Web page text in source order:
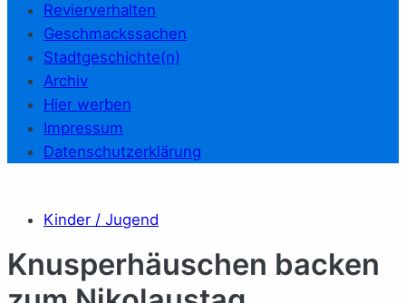
Revierverhalten
Geschmackssachen
Stadtgeschichte(n)
Archiv
Hier werben
Impressum
Datenschutzerklärung
Kinder / Jugend
Knusperhäuschen backen